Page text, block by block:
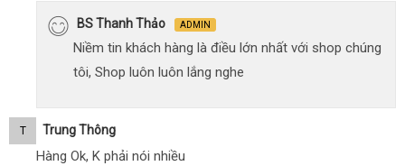
BS Thanh Thảo ADMIN
Niềm tin khách hàng là điều lớn nhất với shop chúng
tôi, Shop luôn luôn lắng nghe
T Trung Thông
Hàng Ok, K phải nói nhiều